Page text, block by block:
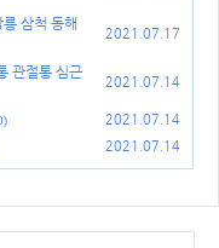
삼척 동해
2021.07.17
관절통 심근
2021.07.14
2021.07.14
2021.07.14